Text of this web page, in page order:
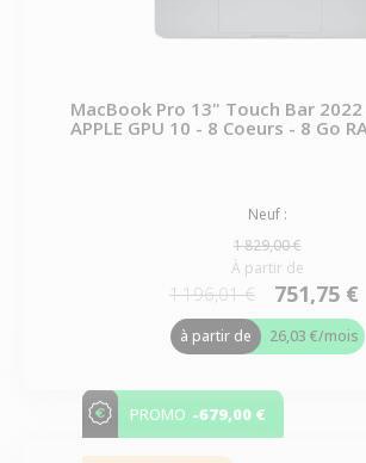
MacBook Pro 13" Touch Bar 2022
APPLE GPU 10 - 8 Coeurs - 8 Go
Neuf :
1 829,00 €
À partir de
1 196,01 € 751,75 €
à partir de 26,03 €/mois
PROMO -679,00 €